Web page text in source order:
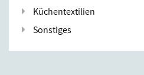
Küchentextilien
Sonstiges